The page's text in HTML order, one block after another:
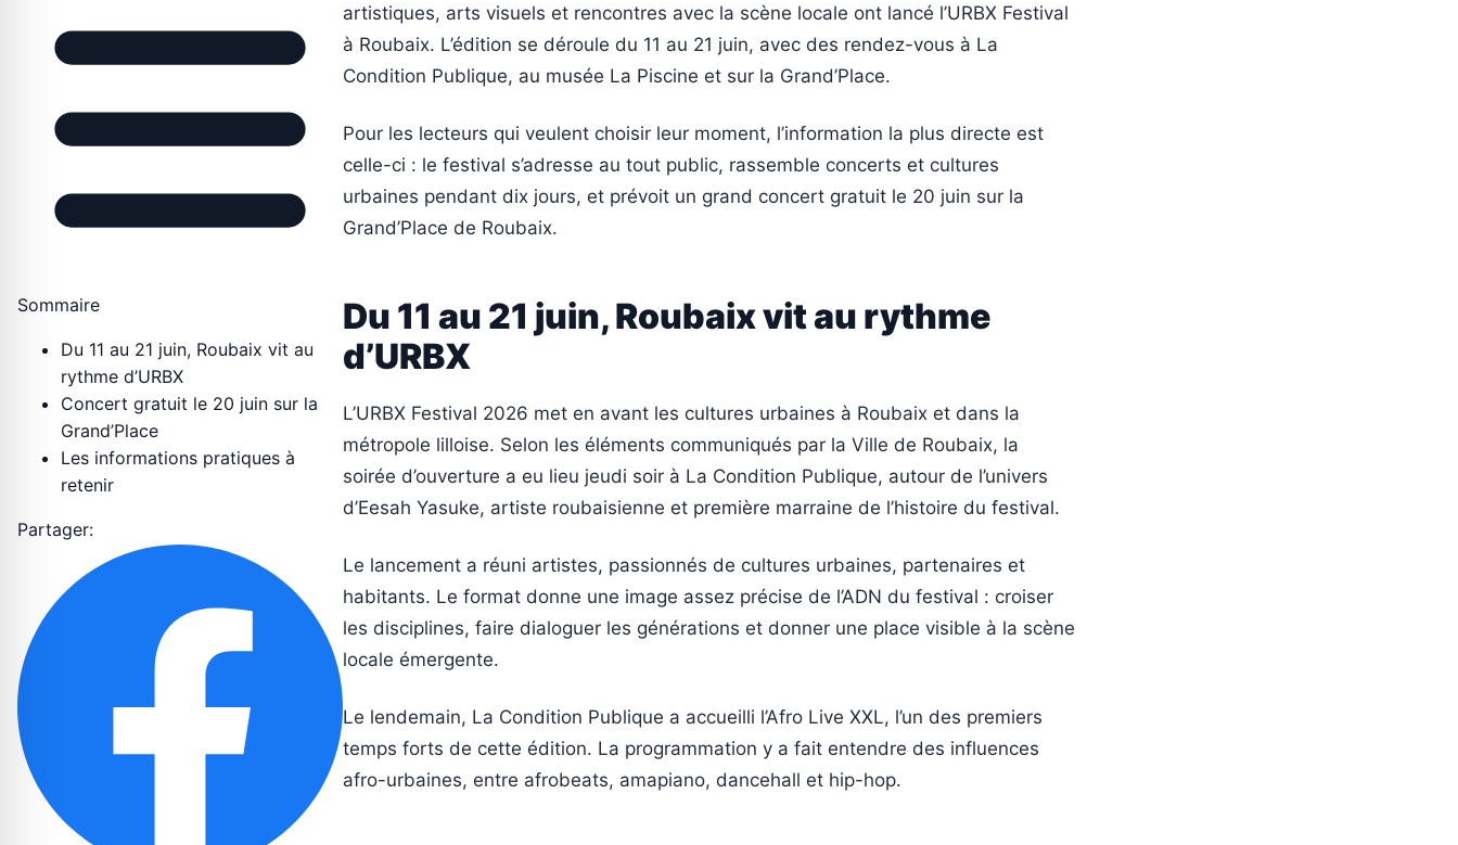
Sommaire
Du 11 au 21 juin, Roubaix vit au
rythme d’URBX
Concert gratuit le 20 juin sur la
Grand’Place
Les informations pratiques à
retenir
Partager:
artistiques, arts visuels et rencontres avec la scène locale ont lancé l’URBX Festival
à Roubaix. L’édition se déroule du 11 au 21 juin, avec des rendez-vous à La
Condition Publique, au musée La Piscine et sur la Grand’Place.
Pour les lecteurs qui veulent choisir leur moment, l’information la plus directe est
celle-ci : le festival s’adresse au tout public, rassemble concerts et cultures
urbaines pendant dix jours, et prévoit un grand concert gratuit le 20 juin sur la
Grand’Place de Roubaix.
Du 11 au 21 juin, Roubaix vit au rythme
d’URBX
L’URBX Festival 2026 met en avant les cultures urbaines à Roubaix et dans la
métropole lilloise. Selon les éléments communiqués par la Ville de Roubaix, la
soirée d’ouverture a eu lieu jeudi soir à La Condition Publique, autour de l’univers
d’Eesah Yasuke, artiste roubaisienne et première marraine de l’histoire du festival.
Le lancement a réuni artistes, passionnés de cultures urbaines, partenaires et
habitants. Le format donne une image assez précise de l’ADN du festival : croiser
les disciplines, faire dialoguer les générations et donner une place visible à la scène
locale émergente.
Le lendemain, La Condition Publique a accueilli l’Afro Live XXL, l’un des premiers
temps forts de cette édition. La programmation y a fait entendre des influences
afro-urbaines, entre afrobeats, amapiano, dancehall et hip-hop.